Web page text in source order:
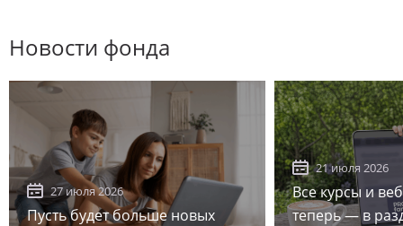
Новости фонда
27 июля 2026
Пусть будет больше новых
21 июля 2026
Все курсы и
теперь — в